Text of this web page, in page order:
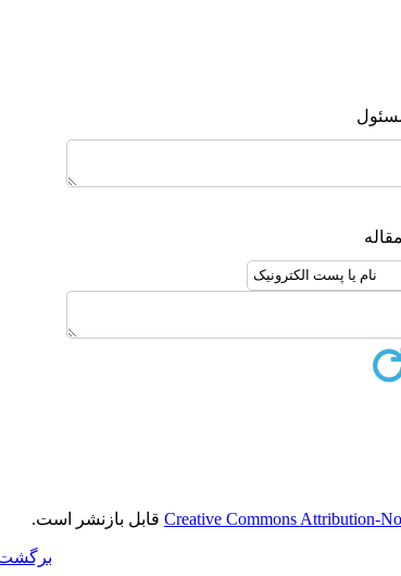
Creative Commons Attribution- قابل بازنشر است.